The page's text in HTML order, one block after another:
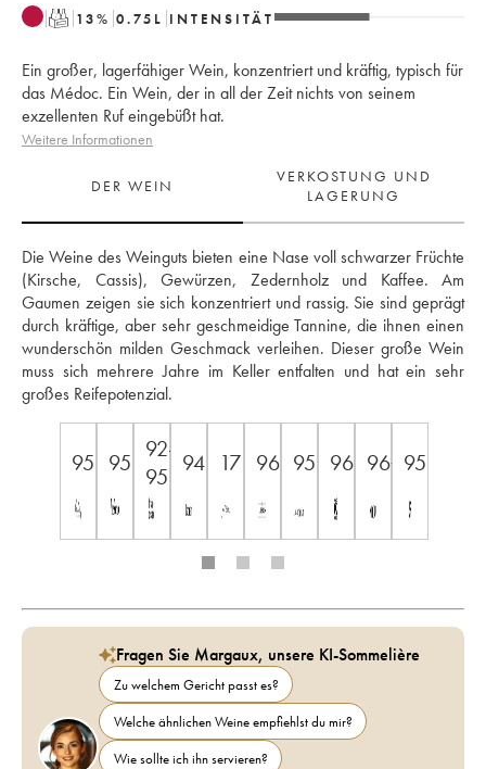
T 13% 0.75 L INTENSITÄT
Ein großer, lagerfähiger Wein, konzentriert und kräftig, typisch für
das Médoc. Ein Wein, der in all der Zeit nichts von seinem
exzellenten Ruf eingebüßt hat.
Weitere Informationen
DER WEIN
VERKOSTUNG UND
LAGERUNG
Die Weine des Weinguts bieten eine Nase voll schwarzer Früchte
(Kirsche, Cassis), Gewürzen, Zedernholz und Kaffee. Am
Gaumen zeigen sie sich konzentriert und rassig. Sie sind geprägt
durch kräftige, aber sehr geschmeidige Tannine, die ihnen einen
wunderschön milden Geschmack verleihen. Dieser große Wein
muss sich mehrere Jahre im Keller entfalten und hat ein sehr
großes Reifepotenzial.
95 95 92-
95 94 17 96 95 96 96+ 95
Fragen Sie Margaux, unsere KI-Sommelière
Zu welchem Gericht passt es?
Welche ähnlichen Weine empfiehlst du mir?
Wie sollte ich ihn servieren?